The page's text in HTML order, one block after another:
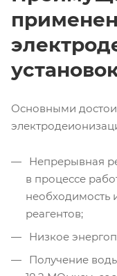
Основными
Непрерывная
в процессе
необходимость
реагентов;
Низкое
Получение